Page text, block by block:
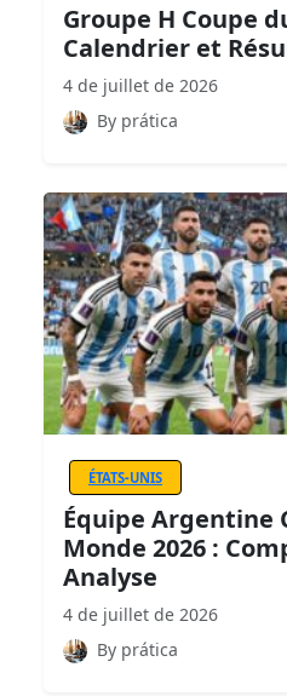
Groupe H Coupe
Calendrier et
4 de juillet de 2026
By prática
ÉTATS-UNIS
Équipe Argentine
Monde 2026 :
Analyse
4 de juillet de 2026
By prática